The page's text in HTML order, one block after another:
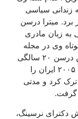
که زندانی سياسی
برد. ميترا درسن
به زبان مادری
وی در مجله
سروه به چاپ رسيد. با ادامە فعاليتهايش درسن ۲٠ سالگی
مجددا به زندان مهاباد انتقال يافت. سال ۲٠٠۵ ايران را
کرد و مدتی
گرفت.
مدرک پيش دکترای نرسينگ،